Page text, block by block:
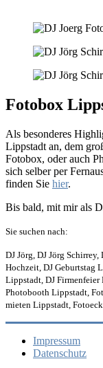
Fotobox
Als besonderes
Lippstadt an, dem
Fotobox, oder auch
sich selber per
finden Sie hier.
Bis bald, mit mir als
Sie suchen nach:
DJ Jörg, DJ Jörg
Hochzeit, DJ Geburtstag
Lippstadt, DJ Firmenfeier
Photobooth Lippstadt,
mieten Lippstadt,
Impressum
Datenschutz